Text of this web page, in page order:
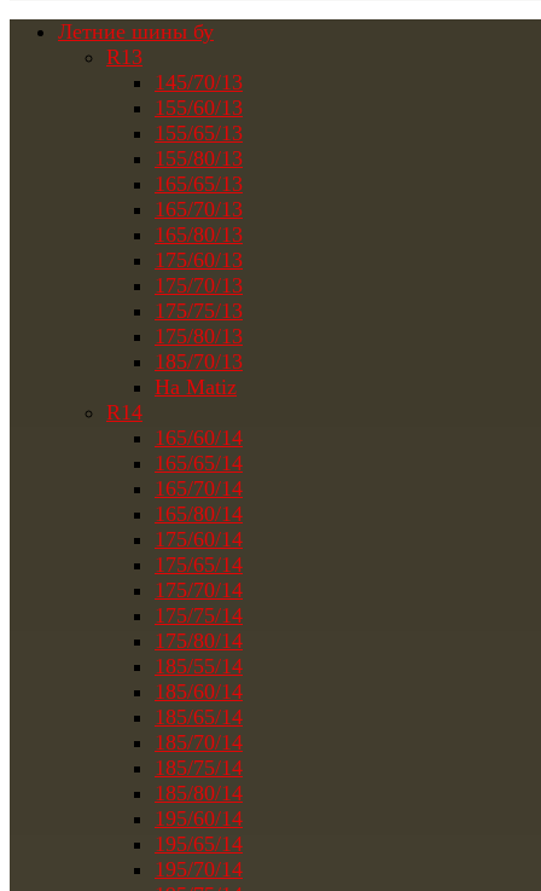
Летние шины бу
R13
145/70/13
155/60/13
155/65/13
155/80/13
165/65/13
165/70/13
165/80/13
175/60/13
175/70/13
175/75/13
175/80/13
185/70/13
На Matiz
R14
165/60/14
165/65/14
165/70/14
165/80/14
175/60/14
175/65/14
175/70/14
175/75/14
175/80/14
185/55/14
185/60/14
185/65/14
185/70/14
185/75/14
185/80/14
195/60/14
195/65/14
195/70/14